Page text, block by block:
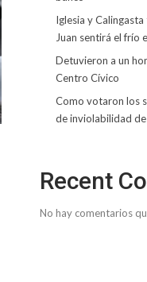
Iglesia y
Juan sentirá el frío
Detuvieron a un
Centro Cívico
Como votaron los
de inviolabilidad
Recent
No hay comentarios